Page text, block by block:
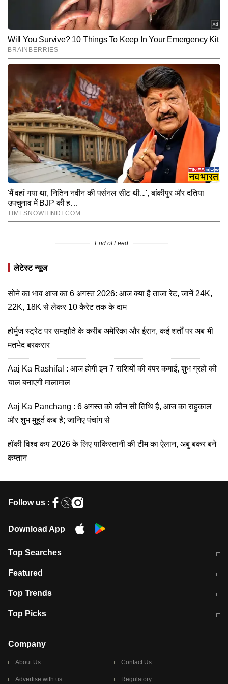
End of Feed
लेटेस्ट न्यूज
सोने का भाव आज का 6 अगस्त 2026: आज क्या है ताजा रेट, जानें 24K,
22K, 18K से लेकर 10 कैरेट तक के दाम
होर्मुज स्ट्रेट पर समझौते के करीब अमेरिका और ईरान, कई शर्तों पर अब भी
मतभेद बरकरार
Aaj Ka Rashifal : आज होगी इन 7 राशियों की बंपर कमाई, शुभ ग्रहों की
चाल बनाएगी मालामाल
Aaj Ka Panchang : 6 अगस्त को कौन सी तिथि है, आज का राहुकाल
और शुभ मुहूर्त कब है; जानिए पंचांग से
हॉकी विश्व कप 2026 के लिए पाकिस्तानी की टीम का ऐलान, अबु बकर बने
कप्तान
Follow us :
Download App
Top Searches
भरत तिवारी कथित एनकाउंटर मामले में बड़ी
Featured
स्पेन में प्रवासियों का सैलाब! मोरक्को से
Top Trends
RBI का नया नियम: अब बैंकों को अपनी सभी
Top Picks
बारिश की चेतावनी
Company
About Us Contact Us
Advertise with us Regulatory